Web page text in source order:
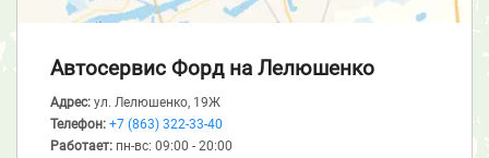
Автосервис Форд на Лелюшенко
Адрес: ул. Лелюшенко, 19Ж
Телефон: +7 (863) 322-33-40
Работает: пн-вс: 09:00 - 20:00